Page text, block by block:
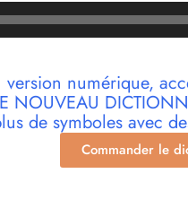
numérique,
NOUVEAU
de symboles avec
Commander le